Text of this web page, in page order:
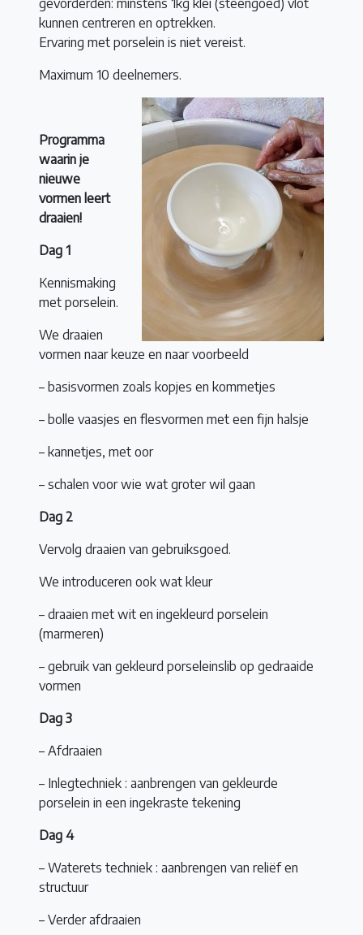
kunnen centreren en optrekken.
Ervaring met porselein is niet vereist.
Maximum 10 deelnemers.
Programma
waarin je
nieuwe
vormen leert
draaien!
Dag 1
Kennismaking
met porselein.
We draaien
vormen naar keuze en naar voorbeeld
– basisvormen zoals kopjes en kommetjes
– bolle vaasjes en flesvormen met een fijn halsje
– kannetjes, met oor
– schalen voor wie wat groter wil gaan
Dag 2
Vervolg draaien van gebruiksgoed.
We introduceren ook wat kleur
– draaien met wit en ingekleurd porselein
(marmeren)
– gebruik van gekleurd porseleinslib op gedraaide
vormen
Dag 3
– Afdraaien
– Inlegtechniek : aanbrengen van gekleurde
porselein in een ingekraste tekening
Dag 4
– Waterets techniek : aanbrengen van reliëf en
structuur
– Verder afdraaien